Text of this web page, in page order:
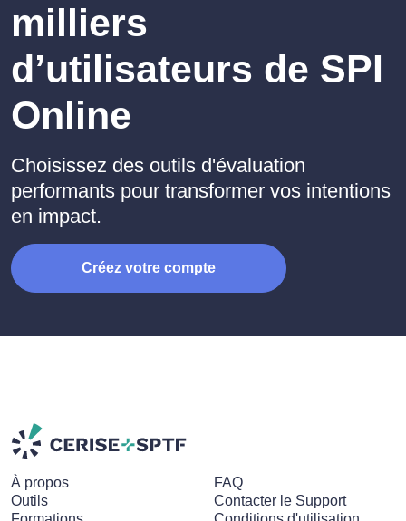
milliers
d’utilisateurs de SPI
Online
Choisissez des outils d'évaluation
performants pour transformer vos intentions
en impact.
Créez votre compte
À propos
Outils
FAQ
Contacter le Support